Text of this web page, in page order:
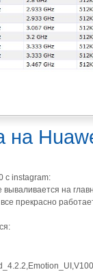
на
с instagram:
на
все прекрасно